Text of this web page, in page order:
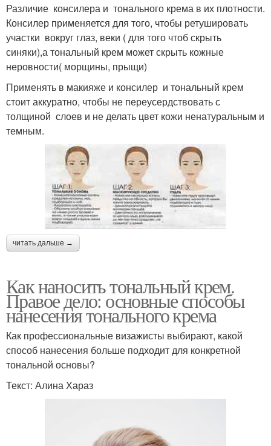
Различие консилера и тонального крема в их плотности.
Консилер применяется для того, чтобы ретушировать
участки вокруг глаз, веки ( для того чтоб скрыть
синяки),а тональный крем может скрыть кожные
неровности( морщины, прыщи)
Применять в макияже и консилер и тональный крем
стоит аккуратно, чтобы не переусердствовать с
толщиной слоев и не делать цвет кожи ненатуральным и
темным.
читать дальше →
Как наносить тональный крем.
Правое дело: основные способы
нанесения тонального крема
Как профессиональные визажисты выбирают, какой
способ нанесения больше подходит для конкретной
тональной основы?
Текст: Алина Хараз